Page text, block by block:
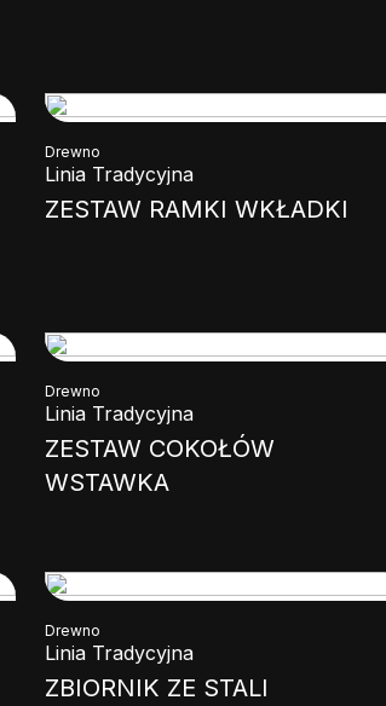
Drewno
Linia Tradycyjna
ZESTAW RAMKI WKŁADKI
Drewno
Linia Tradycyjna
ZESTAW COKOŁÓW
WSTAWKA
Drewno
Linia Tradycyjna
ZBIORNIK ZE STALI